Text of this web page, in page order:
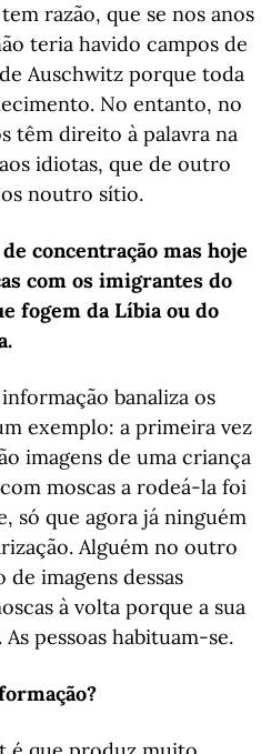
razão, que se nos anos
teria havido campos de
Auschwitz porque toda
No entanto, no
têm direito à palavra na
idiotas, que de outro
noutro sítio.
concentração mas hoje
com os imigrantes do
fogem da Líbia ou do
banaliza os
exemplo: a primeira vez
imagens de uma criança
moscas a rodeá-la foi
só que agora já ninguém
Alguém no outro
imagens dessas
à volta porque a sua
pessoas habituam-se.